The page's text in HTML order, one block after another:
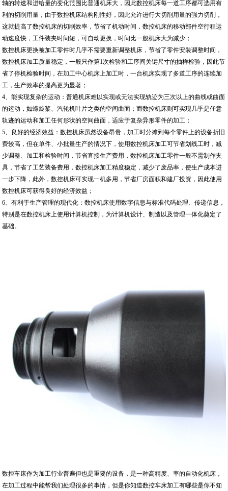
轴的转速和进给量的变化范围比普通机床大，因此数控机床每一道工序都可选用有
利的切削用量，由于数控机床结构刚性好，因此允许进行大切削用量的强力切削，
这就提高了数控机床的切削效率，节省了机动时间，数控机床的移动部件空行程运
动速度快，工件装夹时间短，可自动更换，时间比一般机床大为减少；
数控机床更换被加工零件时几乎不需要重新调整机床，节省了零件安装调整时间，
数控机床加工质量稳定，一般只作第1次检验和工序间关键尺寸的抽样检验，因此节
省了停机检验时间，在加工中心机床上加工时，一台机床实现了多道工序的连续加
工，生产效率的提高更为显著；
4、能实现复杂的运动：普通机床难以实现或无法实现轨迹为三次以上的曲线或曲面
的运动，如螺旋桨、汽轮机叶片之类的空间曲面；而数控机床则可实现几乎是任意
轨迹的运动和加工任何形状的空间曲面，适应于复杂异形零件的加工；
5、良好的经济效益：数控机床虽然设备昂贵，加工时分摊到每个零件上的设备折旧
费较高，但在单件、小批量生产的情况下，使用数控机床加工可节省划线工时，减
少调整、加工和检验时间，节省直接生产费用，数控机床加工零件一般不需制作夹
具，节省了工艺装备费用，数控机床加工精度稳定，减少了废品率，使生产成本进
一步下降，此外，数控机床可实现一机多用，节省厂房面积和建厂投资，因此使用
数控机床可获得良好的经济效益；
6、有利于生产管理的现代化：数控机床使用数字信息与标准代码处理、传递信息，
特别是在数控机床上使用计算机控制，为计算机设计、制造以及管理一体化奠定了
基础。
数控车床作为加工行业普遍但也是重要的设备，是一种高精度、率的自动化机床，
在加工过程中能帮我们处理很多的事情，但是你知道数控车床加工有哪些是你不知